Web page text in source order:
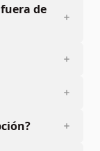
de